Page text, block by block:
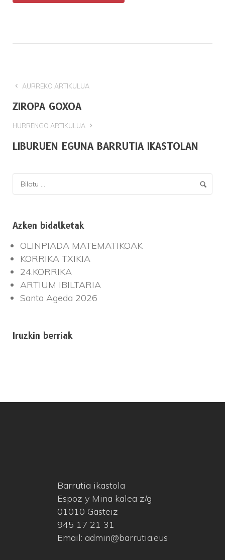
AURREKO ARTIKULUA
ZIROPA GOXOA
HURRENGO ARTIKULUA
LIBURUEN EGUNA BARRUTIA IKASTOLAN
Azken bidalketak
OLINPIADA MATEMATIKOAK
KORRIKA TXIKIA
24.KORRIKA
ARTIUM IBILTARIA
Santa Ageda 2026
Iruzkin berriak
Barrutia ikastola
Espoz y Mina kalea z/g
01010 Gasteiz
945 17 21 31
Email: admin@barrutia.eus